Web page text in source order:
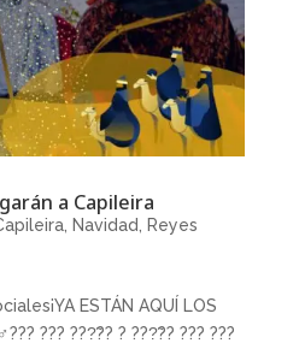
a Capileira
, Navidad
Reyes
ESTÁN AQUÍ LOS
??? ???̃?? ? ???̃?? ??? ???